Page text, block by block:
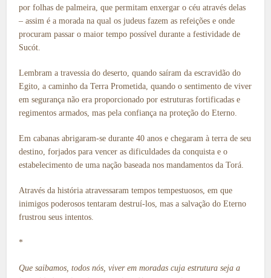
por folhas de palmeira, que permitam enxergar o céu através delas
– assim é a morada na qual os judeus fazem as refeições e onde
procuram passar o maior tempo possível durante a festividade de
Sucót.
Lembram a travessia do deserto, quando saíram da escravidão do
Egito, a caminho da Terra Prometida, quando o sentimento de viver
em segurança não era proporcionado por estruturas fortificadas e
regimentos armados, mas pela confiança na proteção do Eterno.
Em cabanas abrigaram-se durante 40 anos e chegaram à terra de seu
destino, forjados para vencer as dificuldades da conquista e o
estabelecimento de uma nação baseada nos mandamentos da Torá.
Através da história atravessaram tempos tempestuosos, em que
inimigos poderosos tentaram destruí-los, mas a salvação do Eterno
frustrou seus intentos.
*
Que saibamos, todos nós, viver em moradas cuja estrutura seja a